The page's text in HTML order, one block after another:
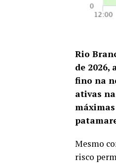
Rio
de
fino na
ativas
Mesmo
risco